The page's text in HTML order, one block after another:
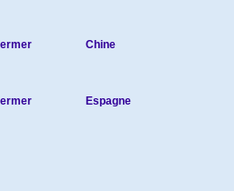
Chine
Espagne